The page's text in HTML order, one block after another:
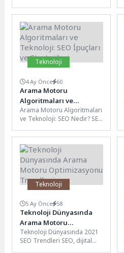
1.200’den fazla tedarikçisiyle
perakende...
Teknoloji
4 Ay Önce 60
Arama Motoru
Algoritmaları ve
Teknoloji: SEO İpuçları
ve Stratejileri
Arama Motoru Algoritmaları
ve Teknoloji: SEO Nedir? SEO
Optimization), web
sitelerinin arama
motorlarında...
Teknoloji
5 Ay Önce 58
Teknoloji Dünyasında
Arama Motoru
Optimizasyonu Trendleri
Teknoloji Dünyasında 2021
SEO Trendleri SEO, dijital